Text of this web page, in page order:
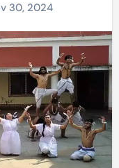
30, 2024